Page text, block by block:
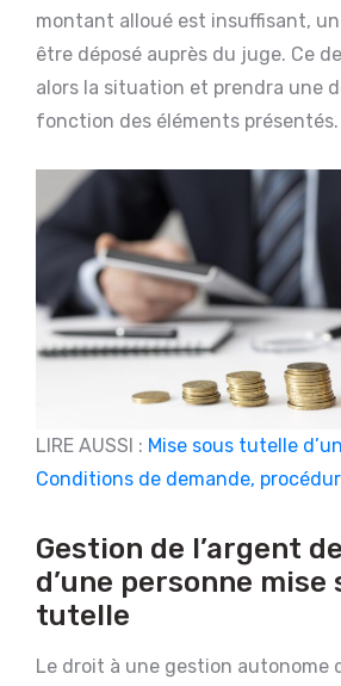
montant alloué est insuffisant, un
être déposé auprès du juge. Ce
alors la situation et prendra une
fonction des éléments présentés.
LIRE AUSSI : Mise sous tutelle
Conditions de demande,
Gestion de l’argent
d’une personne mise
tutelle
Le droit à une gestion autonome